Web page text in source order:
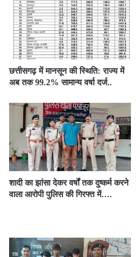
छत्तीसगढ़ में मानसून की स्थिति: राज्य में
अब तक 99.2% सामान्य वर्षा दर्ज..
शादी का झांसा देकर वर्षों तक दुष्कर्म करने
वाला आरोपी पुलिस की गिरफ्त में….